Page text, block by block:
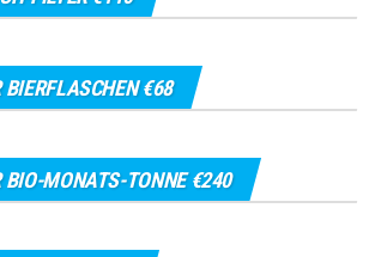
BIERFLASCHEN €68
BIO-MONATS-TONNE €240